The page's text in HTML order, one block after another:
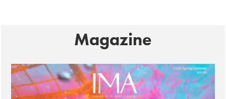
Magazine